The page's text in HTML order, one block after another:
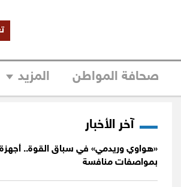
صحافة المواطن المزيد
آخر الأخبار
«هواوي وريدمي» في سباق القوة..
بمواصفات منافسة